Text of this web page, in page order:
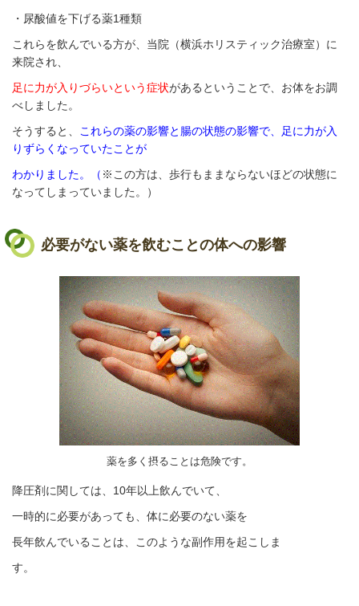
・尿酸値を下げる薬1種類
これらを飲んでいる方が、当院（横浜ホリスティック治療室）に
来院され、
足に力が入りづらいという症状があるということで、お体をお調
べしました。
そうすると、
これらの薬の影響と腸の状態の影響で、足に力が入
りずらくなっていたことが
わかりました。（ ※この方は、歩行もままならないほどの状態に
なってしまっていました。）
必要がない薬を飲むことの体への影響
薬を多く摂ることは危険です。
降圧剤に関しては、10年以上飲んでいて、
一時的に必要があっても、体に必要のない薬を
長年飲んでいることは、このような副作用を起こしま
す。